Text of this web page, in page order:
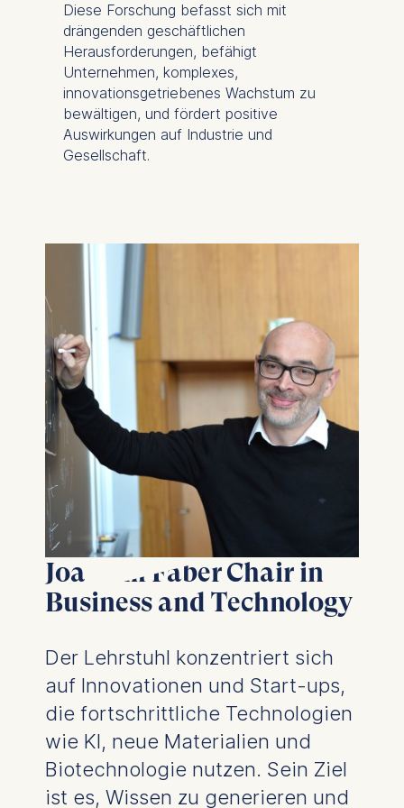
Diese Forschung befasst sich mit
drängenden geschäftlichen
Herausforderungen, befähigt
Unternehmen, komplexes,
innovationsgetriebenes Wachstum zu
bewältigen, und fördert positive
Auswirkungen auf Industrie und
Gesellschaft.
Joachim Faber Chair in
Business and Technology
Der Lehrstuhl konzentriert sich
auf Innovationen und Start-ups,
die fortschrittliche Technologien
wie KI, neue Materialien und
Biotechnologie nutzen. Sein Ziel
ist es, Wissen zu generieren und
Cookies that are required
for basic website
functionality.
Cookies contained in
this category are:
Marketing
this category are:
Statistics
Cookies that submit
anonymous activity data to
analytics software. This
data helps us improve our
website.
Cookies contained in